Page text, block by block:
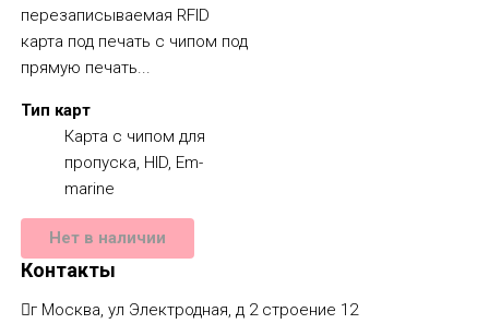
перезаписываемая RFID
карта под печать с чипом под
прямую печать...
Тип карт
Карта с чипом для
пропуска, HID, Em-
marine
Нет в наличии
Контакты
г Москва, ул Электродная, д 2 строение 12